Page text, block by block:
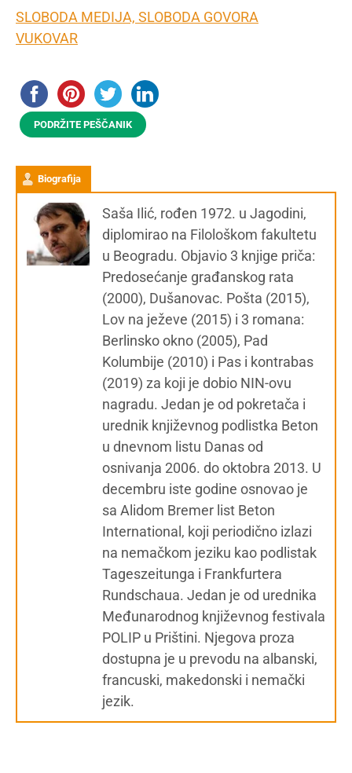
SLOBODA MEDIJA, SLOBODA GOVORA
VUKOVAR
PODRŽITE PEŠČANIK
Biografija
Saša Ilić, rođen 1972. u Jagodini,
diplomirao na Filološkom fakultetu
u Beogradu. Objavio 3 knjige priča:
Predosećanje građanskog rata
(2000), Dušanovac. Pošta (2015),
Lov na ježeve (2015) i 3 romana:
Berlinsko okno (2005), Pad
Kolumbije (2010) i Pas i kontrabas
(2019) za koji je dobio NIN-ovu
nagradu. Jedan je od pokretača i
urednik književnog podlistka Beton
u dnevnom listu Danas od
osnivanja 2006. do oktobra 2013. U
decembru iste godine osnovao je
sa Alidom Bremer list Beton
International, koji periodično izlazi
na nemačkom jeziku kao podlistak
Tageszeitunga i Frankfurtera
Rundschaua. Jedan je od urednika
Međunarodnog književnog festivala
POLIP u Prištini. Njegova proza
dostupna je u prevodu na albanski,
francuski, makedonski i nemački
jezik.